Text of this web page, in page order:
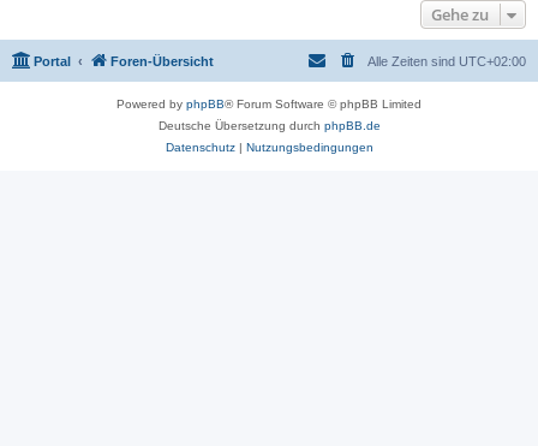
Gehe zu
Portal Foren-Übersicht Alle Zeiten sind UTC+02:00
Powered by phpBB® Forum Software © phpBB Limited
Deutsche Übersetzung durch phpBB.de
Datenschutz| Nutzungsbedingungen